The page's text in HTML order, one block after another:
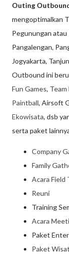
Outing
mengoptimalkan
Pegunungan atau
Pangalengan,
Jogyakarta,
Outbound ini
Fun Games,
Paintball, Airsoft
Ekowisata, dsb
serta paket
Company
Family
Acara Field
Reuni
Training
Acara
Paket
Paket